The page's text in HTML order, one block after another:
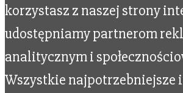
korzystasz z naszej strony
udostępniamy partnerom
analitycznym i
Wszystkie najpotrzebniejsze